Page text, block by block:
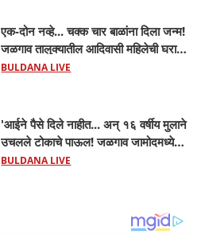
एक-दोन नव्हे... चक्क चार बाळांना दिला जन्म!
जळगाव तालुक्यातील आदिवासी महिलेची घरातच
प्रसूती; आता झाली ७ लेकरांची माय ! वैद्यकीय
BULDANA LIVE
'आईने पैसे दिले नाहीत... अन् १६ वर्षीय मुलाने
उचलले टोकाचे पाऊल! जळगाव जामोदमध्ये
खळबळ'! मुलांमधली सहनशीलता संपली काय?
BULDANA LIVE